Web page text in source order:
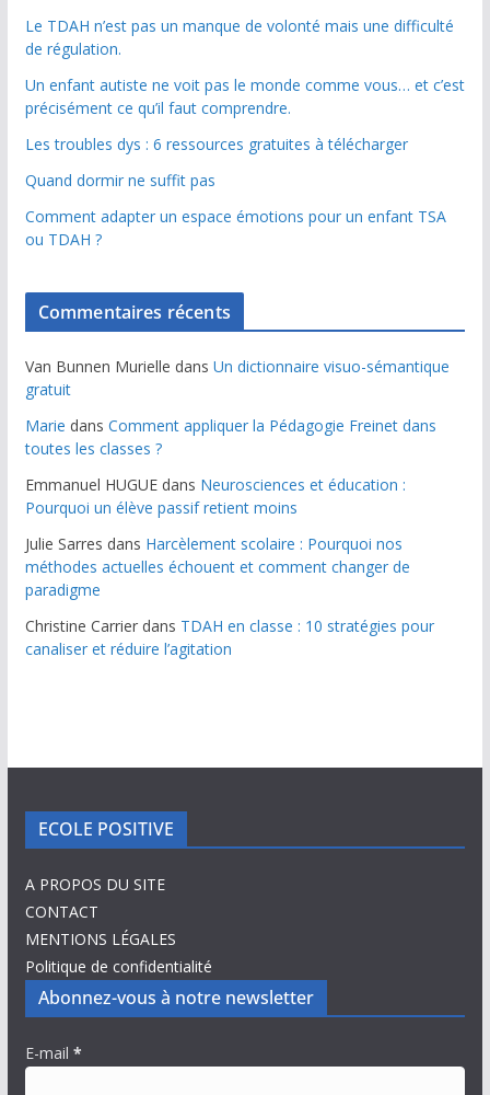
Le TDAH n’est pas un manque de volonté mais une difficulté
de régulation.
Un enfant autiste ne voit pas le monde comme vous… et c’est
précisément ce qu’il faut comprendre.
Les troubles dys : 6 ressources gratuites à télécharger
Quand dormir ne suffit pas
Comment adapter un espace émotions pour un enfant TSA
ou TDAH ?
Commentaires récents
Van Bunnen Murielle dans Un dictionnaire visuo-sémantique
gratuit
Marie dans Comment appliquer la Pédagogie Freinet dans
toutes les classes ?
Emmanuel HUGUEdans Neurosciences et éducation :
Pourquoi un élève passif retient moins
Julie Sarres dans Harcèlement scolaire : Pourquoi nos
méthodes actuelles échouent et comment changer de
paradigme
Christine Carrierdans TDAH en classe : 10 stratégies pour
canaliser et réduire l’agitation
ECOLE POSITIVE
A PROPOS DU SITE
CONTACT
MENTIONS LÉGALES
Politique de confidentialité
Abonnez-vous à notre newsletter
E-mail *